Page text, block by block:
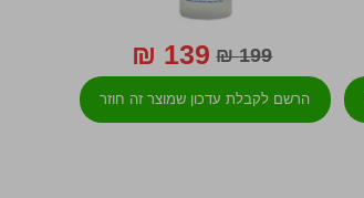
הרשם לקבלת עדכון שמוצר זה חוזר
199 ₪
139 ₪